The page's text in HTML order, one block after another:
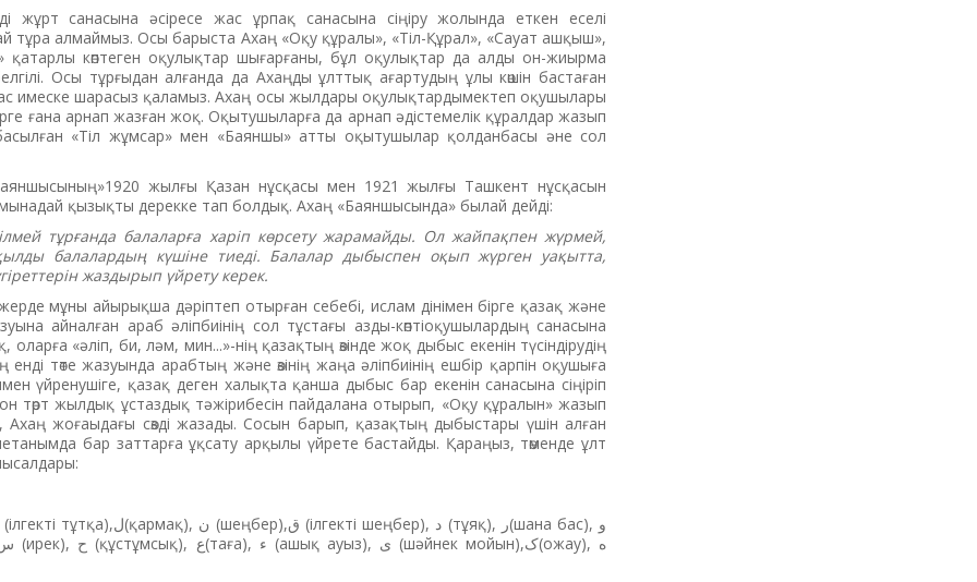
жұрт санасына әсіресе жас ұрпақ санасына сіңіру жолында еткен еселі
тұра алмаймыз. Осы барыста Ахаң «Оқу құралы», «Тіл-Құрал», «Сауат ашқыш»,
қатарлы көптеген оқулықтар шығарғаны, бұл оқулықтар да алды он-жиырма
Осы тұрғыдан алғанда да Ахаңды ұлттық ағартудың ұлы көшін бастаған
имеске шарасыз қаламыз. Ахаң осы жылдары оқулықтардымектеп оқушылары
ғана арнап жазған жоқ. Оқытушыларға да арнап әдістемелік құралдар жазып
«Тіл жұмсар» мен «Баяншы» атты оқытушылар қолданбасы әне сол
жылғы Қазан нұсқасы мен 1921 жылғы Ташкент нұсқасын
қызықты дерекке тап болдық. Ахаң «Баяншысында» былай дейді:
тұрғанда балаларға харіп көрсету жарамайды. Ол жайпақпен жүрмей,
балалардың күшіне тиеді. Балалар дыбыспен оқып жүрген уақытта,
жаздырып үйрету керек.
мұны айырықша дәріптеп отырған себебі, ислам дінімен бірге қазақ және
айналған араб әліпбиінің сол тұстағы азды-көптіоқушылардың санасына
оларға «әліп, би, ләм, мин...»-нің қазақтың өзінде жоқ дыбыс екенін түсіндірудің
енді төте жазуында арабтың және өзінің жаңа әліпбиінің ешбір қарпін оқушыға
үйренушіге, қазақ деген халықта қанша дыбыс бар екенін санасына сіңіріп
он төрт жылдық ұстаздық тәжірибесін пайдалана отырып, «Оқу құралын» жазып
Ахаң жоғаыдағы сөзді жазады. Сосын барып, қазақтың дыбыстары үшін алған
бар заттарға ұқсату арқылы үйрете бастайды. Қараңыз, төменде ұлт